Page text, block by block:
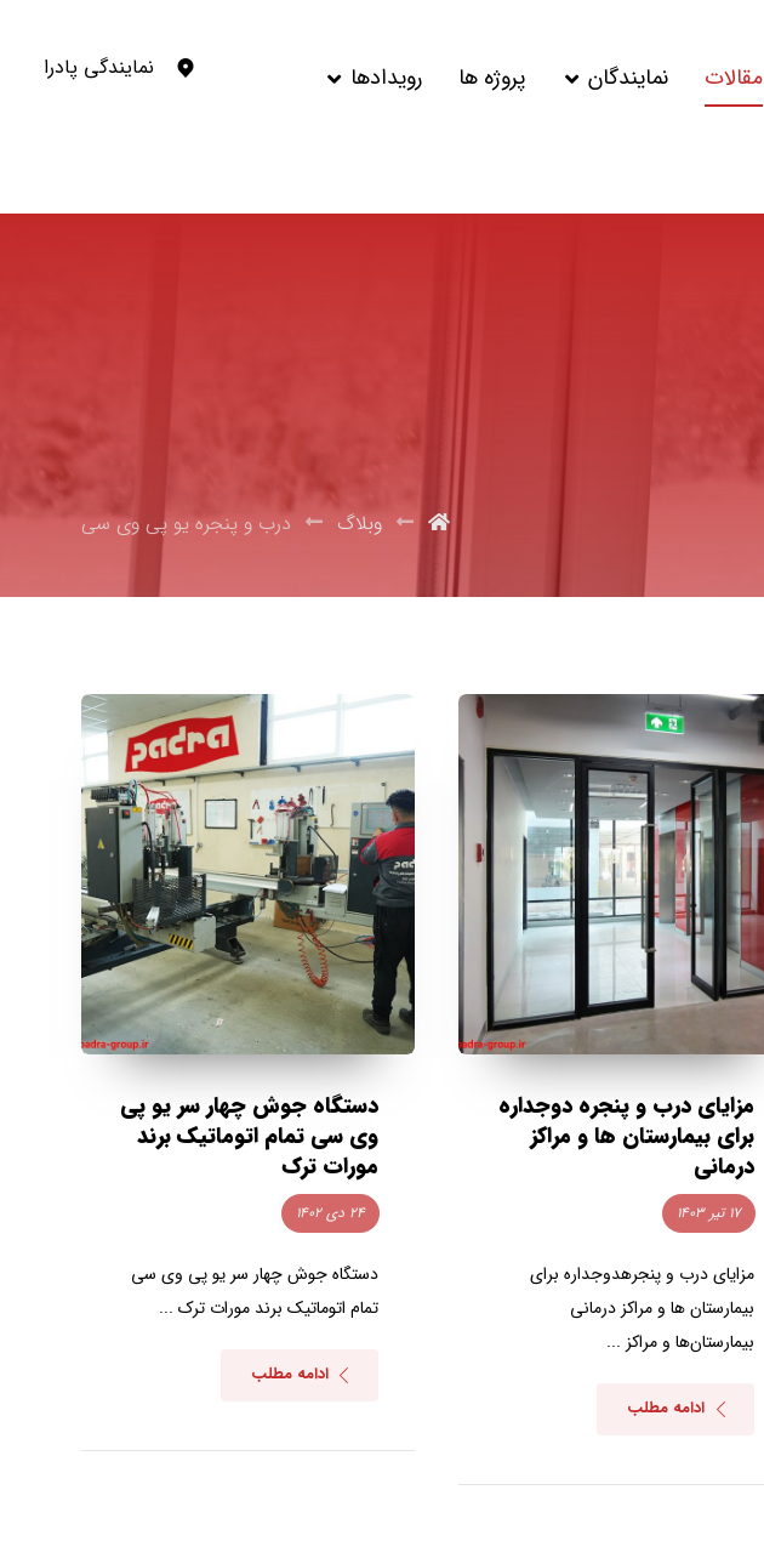
مقالات نمایندگان پروژه ها
رویدادها
نمایندگی پادرا
وبلاگ درب و پنجره یو پی وی سی
مزایای درب و پنجره دوجداره
برای بیمارستان‌ ها و مراکز
درمانی
۱۷ تیر ۱۴۰۳
مزایای درب و پنجرهدوجداره برای
بیمارستان‌ ها و مراکز درمانی
بیمارستان‌ها و مراکز ...
ادامه مطلب
دستگاه جوش چهار سر یو پی
وی سی تمام اتوماتیک برند
مورات ترک
۲۴ دی ۱۴۰۲
دستگاه جوش چهار سر یو پی وی سی
تمام اتوماتیک برند مورات ترک ...
ادامه مطلب